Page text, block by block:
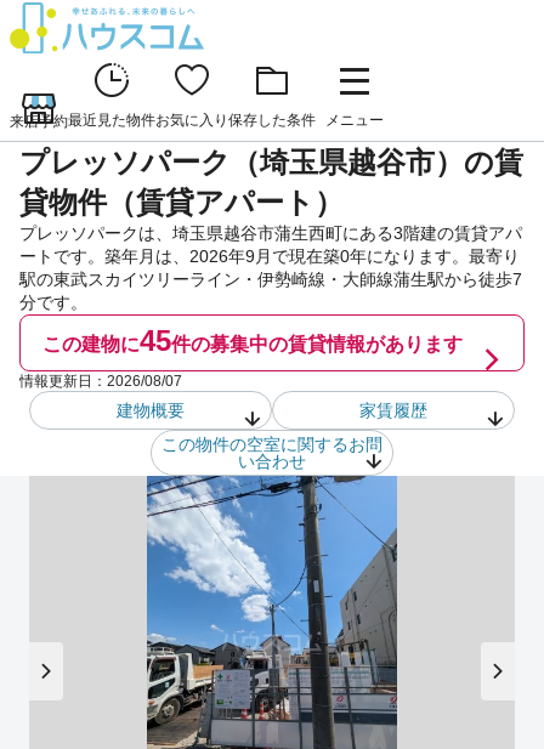
来店予約最近見た物件お気に入り 保存した条件 メニュー
プレッソパーク（埼玉県越谷市）の賃
貸物件（賃貸アパート）
プレッソパークは、埼玉県越谷市蒲生西町にある3階建の賃貸アパ
ートです。築年月は、2026年9月で現在築0年になります。最寄り
駅の東武スカイツリーライン・伊勢崎線・大師線蒲生駅から徒歩7
分です。
この建物に45件の募集中の賃貸情報があります
情報更新日： 2026/08/07
建物概要
家賃履歴
この物件の空室に関するお問
い合わせ